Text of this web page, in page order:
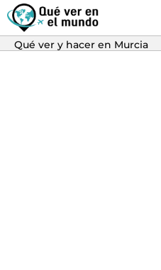
Qué ver y hacer en Murcia